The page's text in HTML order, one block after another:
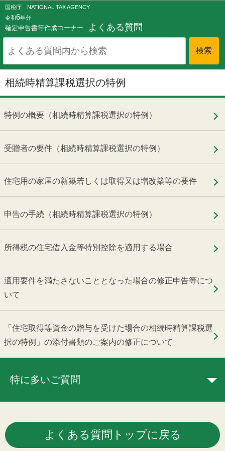
このページの本文へ移動
国税庁 NATIONAL TAX AGENCY
令和6年分
確定申告書等作成コーナー よくある質問
相続時精算課税選択の特例
特例の概要（相続時精算課税選択の特例）
受贈者の要件（相続時精算課税選択の特例）
住宅用の家屋の新築若しくは取得又は増改築等の要件
申告の手続（相続時精算課税選択の特例）
所得税の住宅借入金等特別控除を適用する場合
適用要件を満たさないこととなった場合の修正申告等につ
いて
「住宅取得等資金の贈与を受けた場合の相続時精算課税選
択の特例」の添付書類のご案内の修正について
特に多いご質問
よくある質問トップに戻る